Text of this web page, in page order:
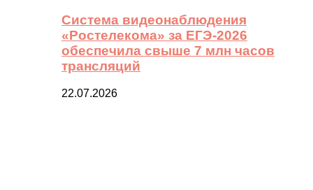
Система видеонаблюдения
«Ростелекома» за ЕГЭ-2026
обеспечила свыше 7 млн часов
трансляций
22.07.2026